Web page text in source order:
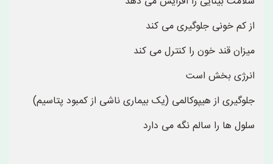
از کم خونی جلوگیری می کند
میزان قند خون را کنترل می کند
انرژی بخش است
جلوگیری از هیپوکالمی (یک بیماری ناشی از کمبود پتاسیم)
سلول ها را سالم نگه می دارد